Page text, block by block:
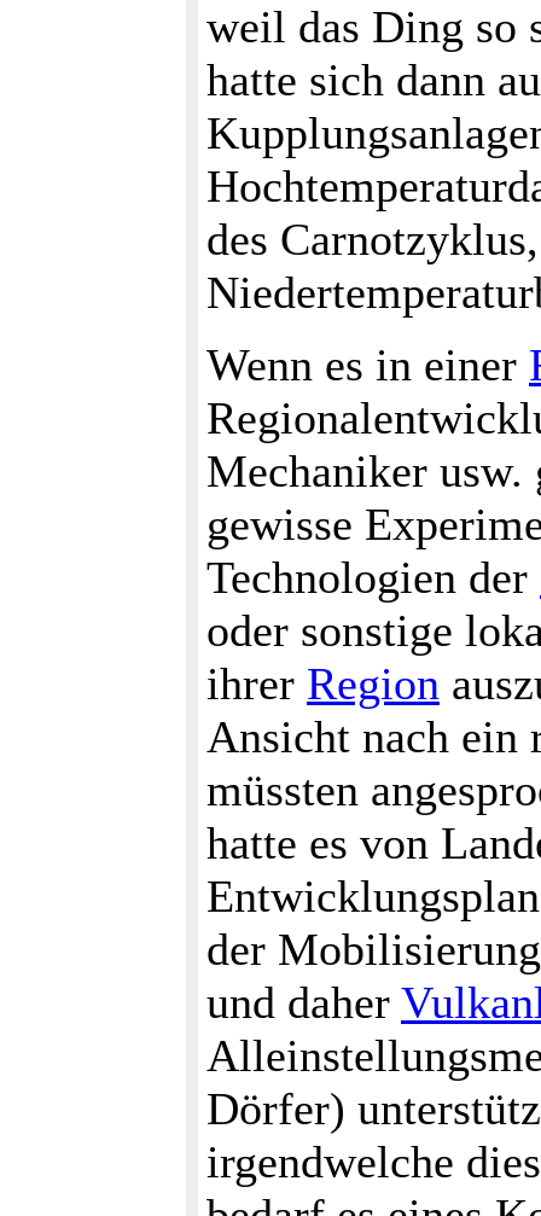
weil das Ding so
hatte sich dann
des
Wenn es in einer
Mechaniker
gewisse
Technologien der
oder sonstige
ihrer Region
Ansicht nach ein
müssten
hatte es von
der
und daher
Dörfer)
irgendwelche